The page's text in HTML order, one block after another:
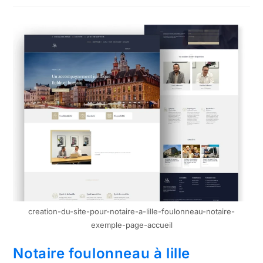
creation-du-site-pour-notaire-a-lille-foulonneau-notaire-
exemple-page-accueil
Notaire foulonneau à lille